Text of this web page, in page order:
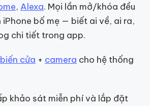
, Alexa. Mọi lần mở/khóa đều
bố mẹ — biết ai về, ai ra,
chi tiết trong app.
cửa + camera cho hệ thống
khảo sát miễn phí và lắp đặt